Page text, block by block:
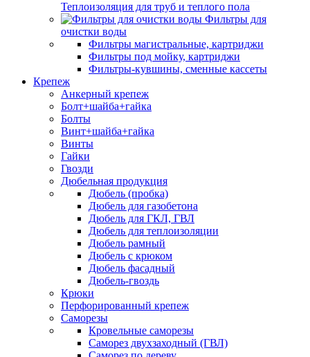
Теплоизоляция для труб и теплого пола
Фильтры для
очистки воды
Фильтры магистральные, картриджи
Фильтры под мойку, картриджи
Фильтры-кувшины, сменные кассеты
Крепеж
Анкерный крепеж
Болт+шайба+гайка
Болты
Винт+шайба+гайка
Винты
Гайки
Гвозди
Дюбельная продукция
Дюбель (пробка)
Дюбель для газобетона
Дюбель для ГКЛ, ГВЛ
Дюбель для теплоизоляции
Дюбель рамный
Дюбель с крюком
Дюбель фасадный
Дюбель-гвоздь
Крюки
Перфорированный крепеж
Саморезы
Кровельные саморезы
Саморез двухзаходный (ГВЛ)